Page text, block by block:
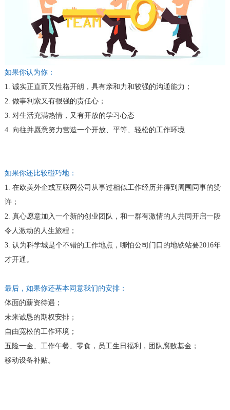
如果你认为你：
1. 诚实正直而又性格开朗，具有亲和力和较强的沟通能力；
2. 做事利索又有很强的责任心；
3. 对生活充满热情，又有开放的学习心态
4. 向往并愿意努力营造一个开放、平等、轻松的工作环境
如果你还比较碰巧地：
1. 在欧美外企或互联网公司从事过相似工作经历并得到周围同事的赞
许；
2. 真心愿意加入一个新的创业团队，和一群有激情的人共同开启一段
令人激动的人生旅程；
3. 认为科学城是个不错的工作地点，哪怕公司门口的地铁站要2016年
才开通。
最后，如果你还基本同意我们的安排：
体面的薪资待遇；
未来诚恳的期权安排；
自由宽松的工作环境；
五险一金、工作午餐、零食，员工生日福利，团队腐败基金；
移动设备补贴。